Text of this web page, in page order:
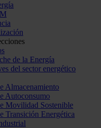
de la Energía
del sector energético
Almacenamiento
Autoconsumo
Movilidad Sostenible
Transición Energética